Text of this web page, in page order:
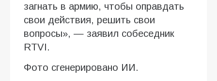
загнать в армию, чтобы оправдать
свои действия, решить свои
вопросы», — заявил собеседник
RTVI.
Фото сгенерировано ИИ.